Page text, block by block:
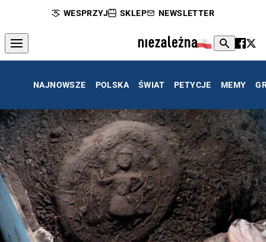
WESPRZYJ SKLEP NEWSLETTER
NAJNOWSZE POLSKA ŚWIAT PETYCJE MEMY